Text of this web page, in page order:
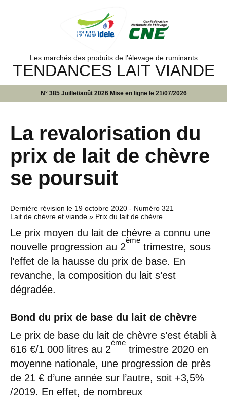
Les marchés des produits de l’élevage de ruminants
TENDANCES LAIT VIANDE
N° 385 Juillet/août 2026 Mise en ligne le 21/07/2026
La revalorisation du
prix de lait de chèvre
se poursuit
Dernière révision le 19 octobre 2020 - Numéro 321
Lait de chèvre et viande » Prix du lait de chèvre
Le prix moyen du lait de chèvre a connu une
nouvelle progression au 2
ème
trimestre, sous
l’effet de la hausse du prix de base. En
revanche, la composition du lait s’est
dégradée.
Bond du prix de base du lait de chèvre
Le prix de base du lait de chèvre s’est établi à
616 €/1 000 litres au 2
ème
trimestre 2020 en
moyenne nationale, une progression de près
de 21 € d’une année sur l’autre, soit +3,5%
/2019. En effet, de nombreux